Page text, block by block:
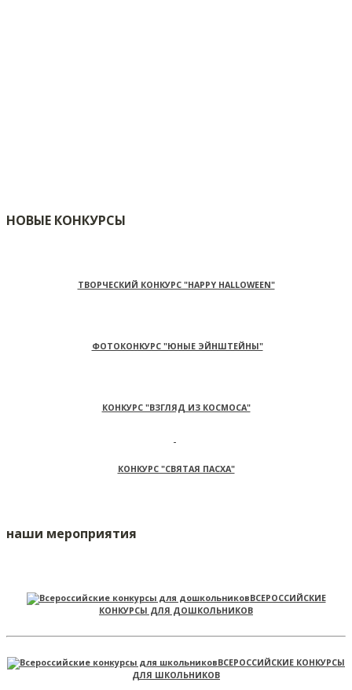
НОВЫЕ КОНКУРСЫ
ТВОРЧЕСКИЙ КОНКУРС "HAPPY HALLOWEEN"
ФОТОКОНКУРС "ЮНЫЕ ЭЙНШТЕЙНЫ"
КОНКУРС "ВЗГЛЯД ИЗ КОСМОСА"
КОНКУРС "СВЯТАЯ ПАСХА"
наши мероприятия
ВСЕРОССИЙСКИЕ
КОНКУРСЫ ДЛЯ ДОШКОЛЬНИКОВ
ВСЕРОССИЙСКИЕ КОНКУРСЫ
ДЛЯ ШКОЛЬНИКОВ